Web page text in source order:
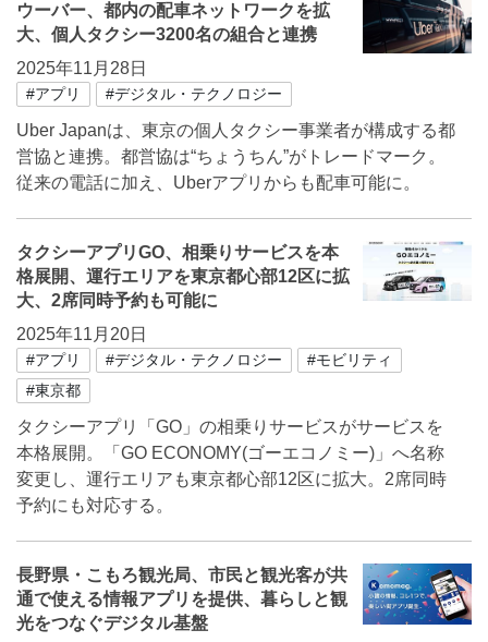
ウーバー、都内の配車ネットワークを拡
大、個人タクシー3200名の組合と連携
2025年11月28日
#アプリ #デジタル・テクノロジー
Uber Japanは、東京の個人タクシー事業者が構成する都
営協と連携。都営協は“ちょうちん”がトレードマーク。
従来の電話に加え、Uberアプリからも配車可能に。
タクシーアプリGO、相乗りサービスを本
格展開、運行エリアを東京都心部12区に拡
大、2席同時予約も可能に
2025年11月20日
#アプリ #デジタル・テクノロジー
#モビリティ
#東京都
タクシーアプリ「GO」の相乗りサービスがサービスを
本格展開。「GO ECONOMY(ゴーエコノミー)」へ名称
変更し、運行エリアも東京都心部12区に拡大。2席同時
予約にも対応する。
長野県・こもろ観光局、市民と観光客が共
通で使える情報アプリを提供、暮らしと観
光をつなぐデジタル基盤